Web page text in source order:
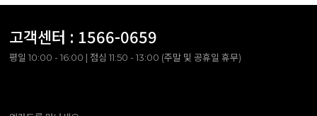
고객센터 : 1566-0659
평일 10:00 - 16:00 | 점심 11:50 - 13:00 (주말 및 공휴일 휴무)